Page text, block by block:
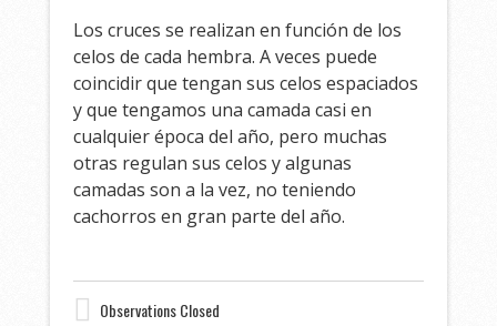
Los cruces se realizan en función de los
celos de cada hembra. A veces puede
coincidir que tengan sus celos espaciados
y que tengamos una camada casi en
cualquier época del año, pero muchas
otras regulan sus celos y algunas
camadas son a la vez, no teniendo
cachorros en gran parte del año.
Observations Closed